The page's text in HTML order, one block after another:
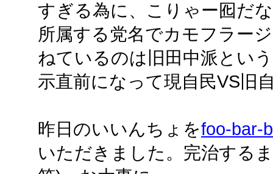
すぎる為に、こりゃー囮だ
所属する党名でカモフラー
ねているのは旧田中派とい
示直前になって現自民VS旧
昨日のいいんちょをfoo-bar-
いただきました。完治する